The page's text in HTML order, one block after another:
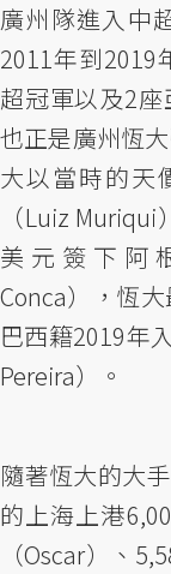
廣州隊進入中
2011年到2019
超冠軍以及2座
也正是廣州恆
大以當時的天
（Luiz
美元簽下阿
Conca），恆
巴西籍2019年
Pereira）。
隨著恆大的大
的上海上港
（Oscar）、